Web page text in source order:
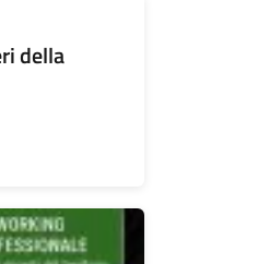
della